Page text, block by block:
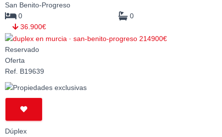
San Benito-Progreso
0
0
36.900€
Reservado
Oferta
Ref. B19639
Dúplex